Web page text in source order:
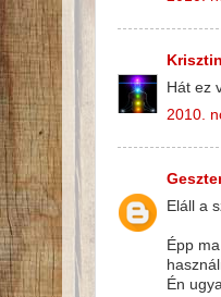
Hát ez
2010.
Eláll a
Épp
Én